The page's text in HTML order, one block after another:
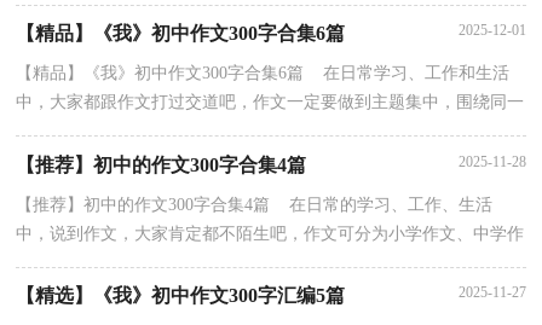
【精品】《我》初中作文300字合集6篇 2025-12-01
【精品】《我》初中作文300字合集6篇 在日常学习、工作和生活
中，大家都跟作文打过交道吧，作文一定要做到主题集中，围绕同一
主题作深入阐述，切忌东拉西扯，主题涣散甚至无主题。...
【推荐】初中的作文300字合集4篇 2025-11-28
【推荐】初中的作文300字合集4篇 在日常的学习、工作、生活
中，说到作文，大家肯定都不陌生吧，作文可分为小学作文、中学作
【精选】《我》初中作文300字汇编5篇 2025-11-27